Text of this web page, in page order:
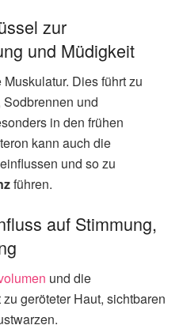
zur
und Müdigkeit
Dies führt zu
und
in den frühen
kann auch die
und so zu
führen.
auf Stimmung,
und die
geröteter Haut, sichtbaren